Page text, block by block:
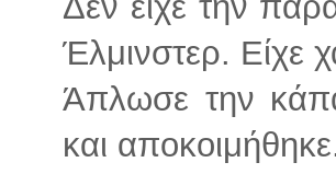
Έλμινστερ. Είχε
Άπλωσε την
και